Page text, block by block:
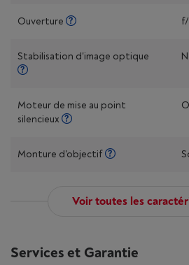
Ouverture
Stabilisation d'image optique
Moteur de mise au point
silencieux
Monture d'objectif
Voir toutes les
Services et Garantie